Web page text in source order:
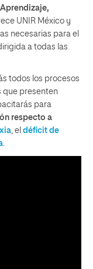
UNIR México y
necesarias para el
a todas las
todos los procesos
que presenten
para
respecto a
, el déficit de